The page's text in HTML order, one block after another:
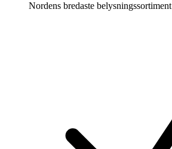
Nordens bredaste belysningssortiment